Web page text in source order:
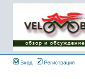
Имя пользователя:
Пароль:
{ LOG_ME_IN_SHORT
}
Вход Регистрация